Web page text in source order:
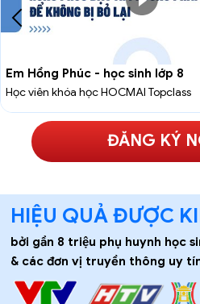
Em Hồng Phúc - học sinh lớp 8
Học viên khóa học HOCMAI Topclass
ĐĂNG KÝ
HIỆU QUẢ ĐƯỢC
bởi gần 8 triệu phụ huynh học
& các đơn vị truyền thông uy